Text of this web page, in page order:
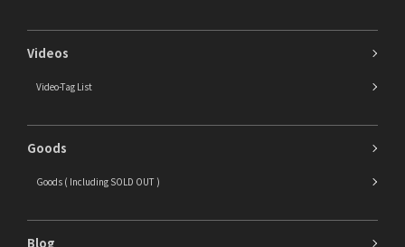
Videos
Video-Tag List
Goods
Goods ( Including SOLD OUT )
Blog